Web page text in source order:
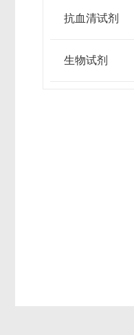
抗血清试剂
生物试剂